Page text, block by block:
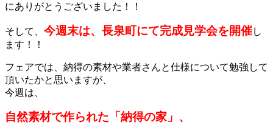
にありがとうございました！！
そして、 今週末は、長泉町にて完成見学会を開催し
ます！！
フェアでは、納得の素材や業者さんと仕様について勉強して
頂いたかと思いますが、
今週は、
自然素材で作られた「納得の家」、